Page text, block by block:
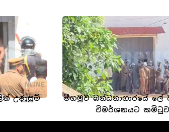
උණුසුම්
මීගමුව බන්ධනාගාරයේ ලේ
විමර්ශනයට